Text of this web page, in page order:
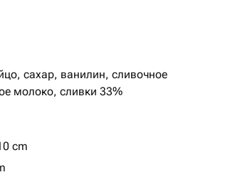
сахар, ванилин, сливочное
молоко, сливки ￼33%
cm